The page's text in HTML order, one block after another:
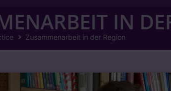
IN
Zusammenarbeit in der Region​